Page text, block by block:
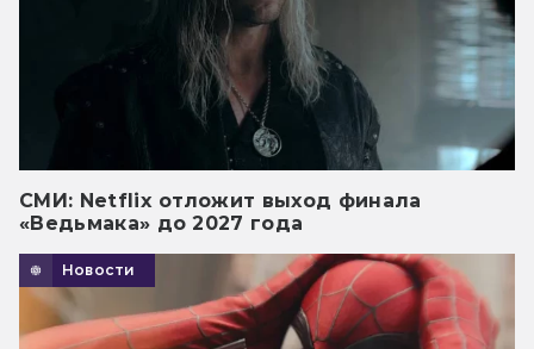
СМИ: Netflix отложит выход финала
«Ведьмака» до 2027 года
Новости